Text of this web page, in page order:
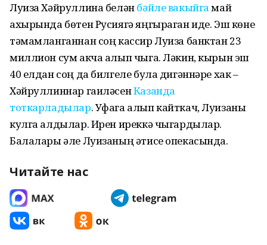
Луиза Хәйруллина беләнбәйле вакыйгамай
ахырында бөтен Русиягә яңгыраган иде. Эш көне
тәмамланганнан соң кассир Луиза банктан 23
миллион сум акча алып чыга. Ләкин, кырын эш
40 елдан соң да билгеле була дигәннәре хак –
Хәйруллиннар гаиләсенКазанда
тоткарладылар. Уфага алып кайткач, Луизаны
кулга алдылар. Ирен иреккә чыгардылар.
Балалары әле Луизаның әтисе опекасында.
Читайте нас